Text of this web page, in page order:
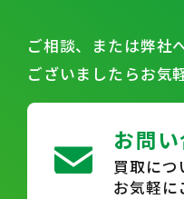
ご相談、または弊社
ございましたらお気
お問
買取につ
お気軽に